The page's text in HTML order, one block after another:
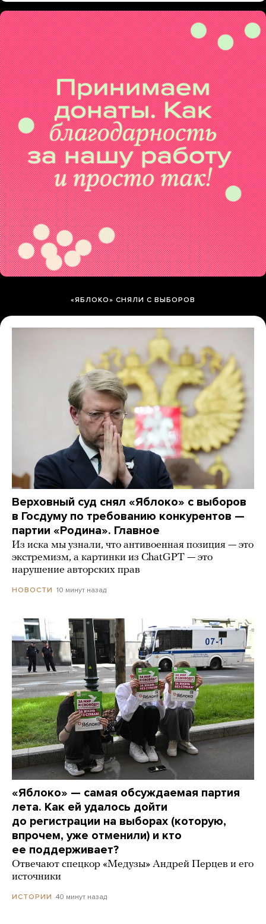
«ЯБЛОКО» СНЯЛИ С ВЫБОРОВ
Верховный суд снял «Яблоко» с выборов
в Госдуму по требованию конкурентов —
партии «Родина». Главное
Из иска мы узнали, что антивоенная позиция — это
экстремизм, а картинки из СhatGPT — это
нарушение авторских прав
НОВОСТИ 10 минут назад
«Яблоко» — самая обсуждаемая партия
лета. Как ей удалось дойти
до регистрации на выборах (которую,
впрочем, уже отменили) и кто
ее поддерживает?
Отвечают спецкор «Медузы» Андрей Перцев и его
источники
ИСТОРИИ 40 минут назад